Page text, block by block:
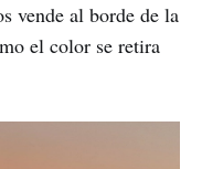
vende al borde de la
el color se retira